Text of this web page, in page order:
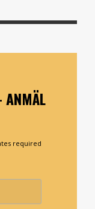
ANMÄL
required